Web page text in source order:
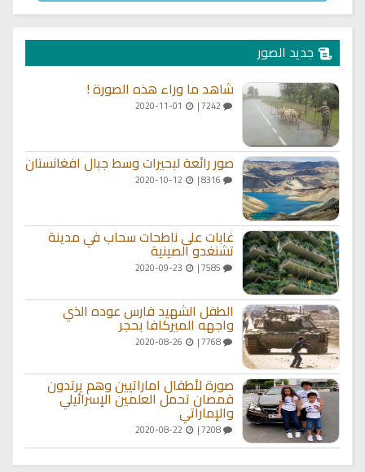
جديد الصور
شاهد ما وراء هذه الصورة !
صور رائعة لبحيرات وسط جبال افغانستان
غابات على ناطحات سحاب في مدينة
تشنغدو الصينية
الطفل الشهيد فارس عوده الذي
واجهه الميركافا بحجر
7768 |
صورة لأطفال اماراتيين وهم يرتدون
قمصان تحمل العلمين الإسرائيلي
والإماراتي
7208 |